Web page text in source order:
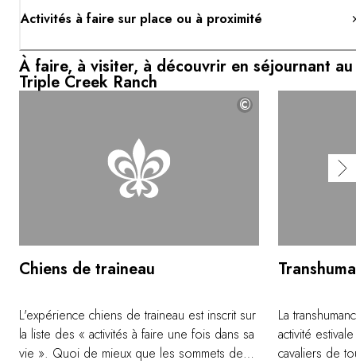
Activités à faire sur place ou à proximité
À faire, à visiter, à découvrir en séjournant au
Triple Creek Ranch
©
Chiens de traineau
L'expérience chiens de traineau est inscrit sur
la liste des « activités à faire une fois dans sa
vie ». Quoi de mieux que les sommets des
La
activité
cavaliers de